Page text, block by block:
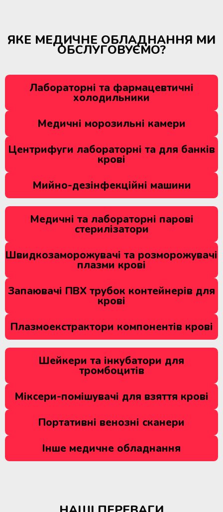
ЯКЕ МЕДИЧНЕ ОБЛАДНАННЯ МИ
ОБСЛУГОВУЄМО?
Лабораторні та фармацевтичні
холодильники
Медичні морозильні камери
Центрифуги лабораторні та для банків
крові
Мийно-дезінфекційні машини
Медичні та лабораторні парові
стерилізатори
Швидкозаморожувачі та розморожувачі
плазми крові
Запаювачі ПВХ трубок контейнерів для
крові
Плазмоекстрактори компонентів крові
Шейкери та інкубатори для
тромбоцитів
Міксери-помішувачі для взяття крові
Портативні венозні сканери
Інше медичне обладнання